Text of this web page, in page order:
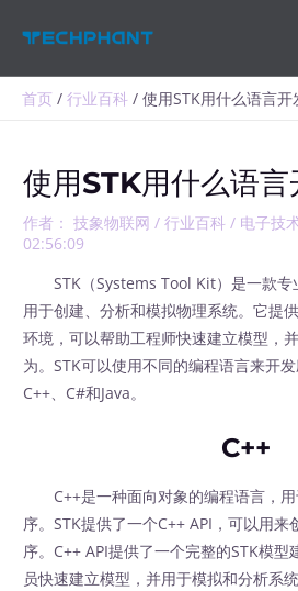
首页 行业百科 使用STK用什么语言开
使用STK用什么语言
作者： 技象物联网/行业百科 / 电子技
02:56:09
STK（Systems Tool Kit）是一款专
用于创建、分析和模拟物理系统。它提
环境，可以帮助工程师快速建立模型，
为。STK可以使用不同的编程语言来开
C++、C#和Java。
C++
C++是一种面向对象的编程语言，用
序。STK提供了一个C++ API，可以用来
序。C++ API提供了一个完整的STK模型
员快速建立模型，并用于模拟和分析系